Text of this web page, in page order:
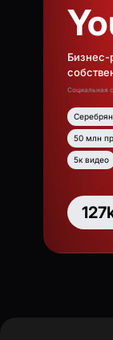
Бизнес-
Социальная
50 млн
5к видео